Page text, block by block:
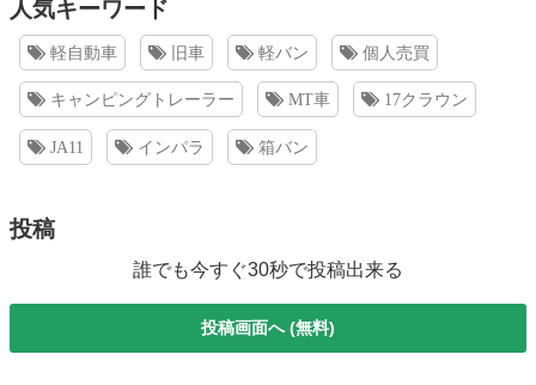
人気キーワード
軽自動車 旧車 軽バン 個人売買
キャンピングトレーラー MT車 17クラウン
JA11 インパラ 箱バン
投稿
誰でも今すぐ30秒で投稿出来る
投稿画面へ (無料)